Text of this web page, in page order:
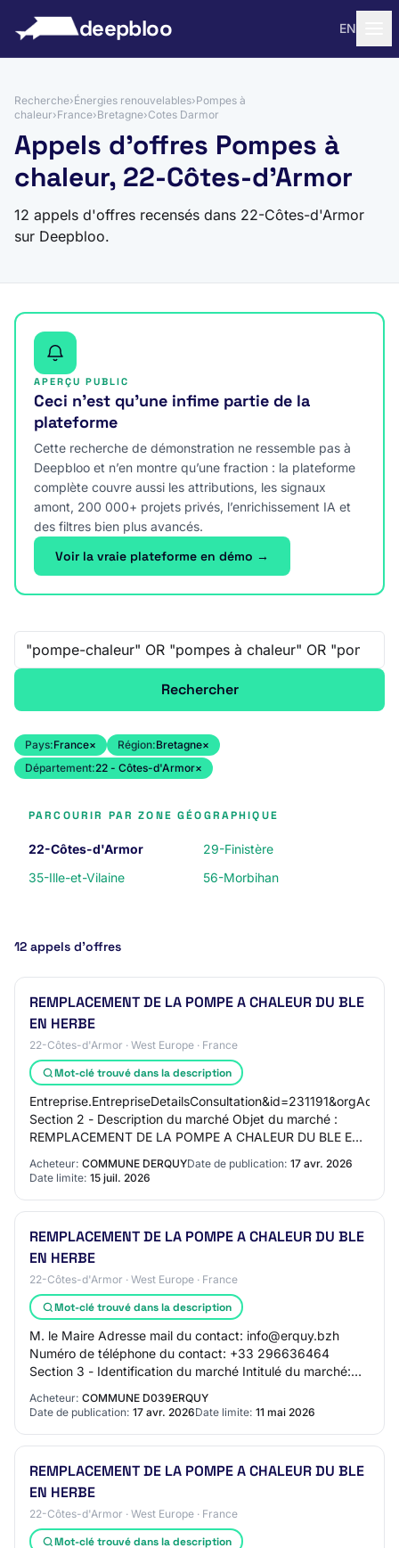
deepbloo EN
Recherche›Énergies renouvelables›Pompes à
chaleur›France›Bretagne›Cotes Darmor
Appels d'offres Pompes à
chaleur, 22-Côtes-d'Armor
12 appels d'offres recensés dans 22-Côtes-d'Armor
sur Deepbloo.
APERÇU PUBLIC
Ceci n’est qu’une infime partie de la
plateforme
Cette recherche de démonstration ne ressemble pas à
Deepbloo et n’en montre qu’une fraction : la plateforme
complète couvre aussi les attributions, les signaux
amont, 200 000+ projets privés, l’enrichissement IA et
des filtres bien plus avancés.
Voir la vraie plateforme en démo →
Recherche libre
Rechercher
Pays:France× Région:Bretagne×
Département:22 - Côtes-d'Armor×
PARCOURIR PAR ZONE GÉOGRAPHIQUE
22-Côtes-d'Armor
29-Finistère
35-Ille-et-Vilaine
56-Morbihan
12 appels d’offres
REMPLACEMENT DE LA POMPE A CHALEUR DU BLE
EN HERBE
22-Côtes-d'Armor · West Europe · France
Mot-clé trouvé dans la description
Section 2 - Description du marché Objet du marché :
REMPLACEMENT DE LA POMPE A CHALEUR DU BLE EN
Acheteur: COMMUNE DERQUYDate de publication: 17 avr. 2026
Date limite: 15 juil. 2026
REMPLACEMENT DE LA POMPE A CHALEUR DU BLE
EN HERBE
22-Côtes-d'Armor · West Europe · France
Mot-clé trouvé dans la description
M. le Maire Adresse mail du contact: info@erquy.bzh
Numéro de téléphone du contact: +33 296636464
Section 3 - Identification du marché Intitulé du marché:
EN…
Acheteur: COMMUNE D039ERQUY
Date de publication: 17 avr. 2026Date limite: 11 mai 2026
REMPLACEMENT DE LA POMPE A CHALEUR DU BLE
EN HERBE
22-Côtes-d'Armor · West Europe · France
Mot-clé trouvé dans la description